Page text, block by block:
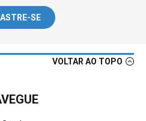
SE
VOLTAR AO TOPO